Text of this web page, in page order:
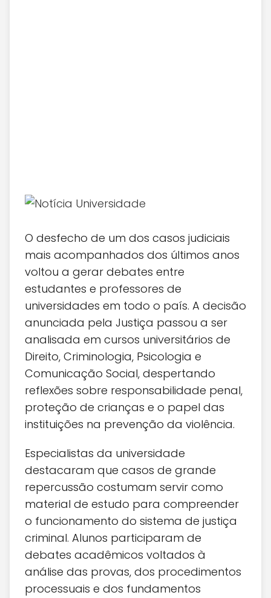
O desfecho de um dos casos judiciais
mais acompanhados dos últimos anos
voltou a gerar debates entre
estudantes e professores de
universidades em todo o país. A decisão
anunciada pela Justiça passou a ser
analisada em cursos universitários de
Direito, Criminologia, Psicologia e
Comunicação Social, despertando
reflexões sobre responsabilidade penal,
proteção de crianças e o papel das
instituições na prevenção da violência.
Especialistas da universidade
destacaram que casos de grande
repercussão costumam servir como
material de estudo para compreender
o funcionamento do sistema de justiça
criminal. Alunos participaram de
debates acadêmicos voltados à
análise das provas, dos procedimentos
processuais e dos fundamentos